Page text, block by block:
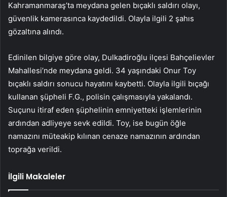
Kahramanmaraş’ta meydana gelen bıçaklı saldırı olayı,
güvenlik kamerasınca kaydedildi. Olayla ilgili 2 şahıs
gözaltına alındı.
Edinilen bilgiye göre olay, Dulkadiroğlu ilçesi Bahçelievler
Mahallesi’nde meydana geldi. 34 yaşındaki Onur Toy
bıçaklı saldırı sonucu hayatını kaybetti. Olayla ilgili bıçağı
kullanan şüpheli F.G., polisin çalışmasıyla yakalandı.
Suçunu itiraf eden şüphelinin emniyetteki işlemlerinin
ardından adliyeye sevk edildi. Toy, ise bugün öğle
namazını müteakip kılınan cenaze namazının ardından
toprağa verildi.
İlgili Makaleler